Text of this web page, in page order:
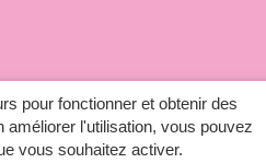
pour fonctionner et obtenir des
améliorer l'utilisation, vous pouvez
vous souhaitez activer.